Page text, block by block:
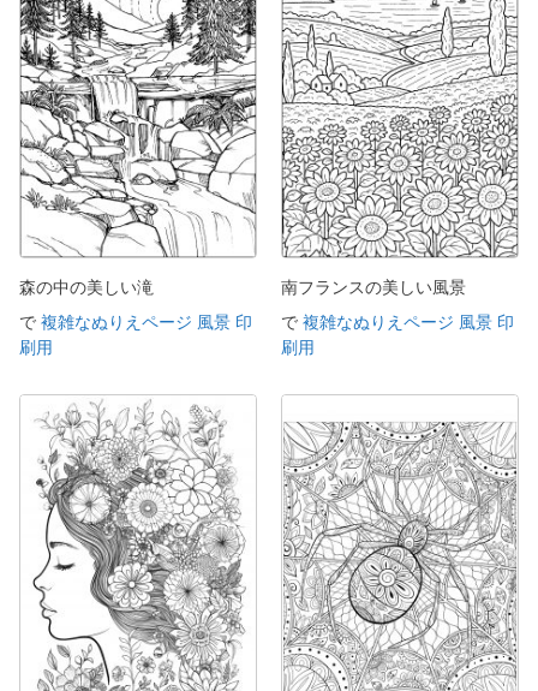
森の中の美しい滝
で 複雑なぬりえページ 風景 印
刷用
南フランスの美しい風景
で 複雑なぬりえページ 風景 印
刷用